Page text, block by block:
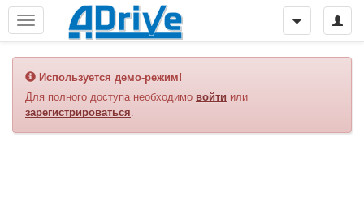
Используется демо-режим!
Для полного доступа необходимо войти или
зарегистрироваться.